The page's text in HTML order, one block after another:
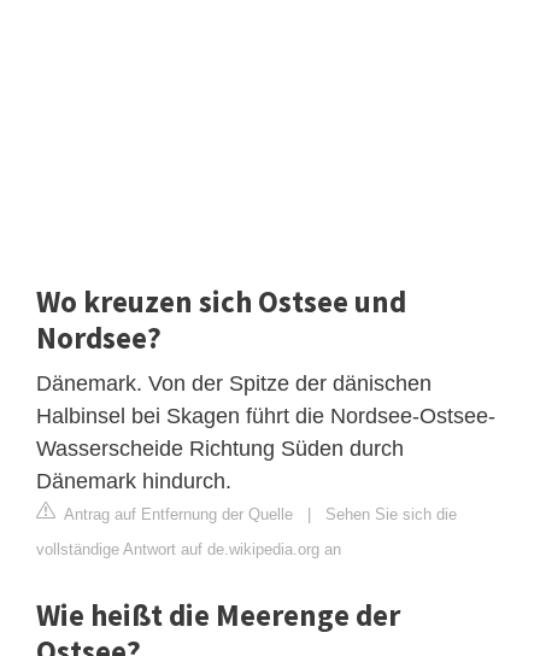
Wo kreuzen sich Ostsee und
Nordsee?
Dänemark. Von der Spitze der dänischen
Halbinsel bei Skagen führt die Nordsee-Ostsee-
Wasserscheide Richtung Süden durch
Dänemark hindurch.
Antrag auf Entfernung der Quelle | Sehen Sie sich die
vollständige Antwort auf de.wikipedia.org an
Wie heißt die Meerenge der